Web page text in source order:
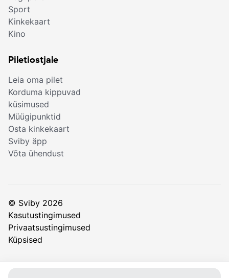
Sport
Kinkekaart
Kino
Piletiostjale
Leia oma pilet
Korduma kippuvad
küsimused
Müügipunktid
Osta kinkekaart
Sviby äpp
Võta ühendust
© Sviby 2026
Kasutustingimused
Privaatsustingimused
Küpsised